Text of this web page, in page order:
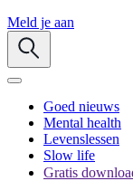
Meld je aan
Goed nieuws
Mental health
Levenslessen
Slow life
Gratis